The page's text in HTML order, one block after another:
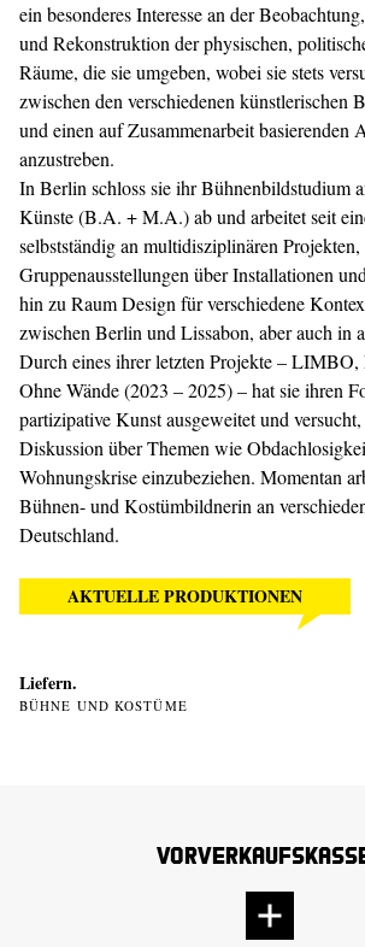
ein besonderes Interesse an der
und Rekonstruktion der physischen,
Räume, die sie umgeben, wobei sie stets
zwischen den verschiedenen künstlerischen
und einen auf Zusammenarbeit basierenden
anzustreben.
In Berlin schloss sie ihr Bühnenbildstudium
Künste (B.A. + M.A.) ab und arbeitet seit
selbstständig an multidisziplinären
Gruppenausstellungen über Installationen
hin zu Raum Design für verschiedene
zwischen Berlin und Lissabon, aber auch in
Durch eines ihrer letzten Projekte –
Ohne Wände (2023 – 2025) – hat sie ihren
partizipative Kunst ausgeweitet und
Diskussion über Themen wie
Wohnungskrise einzubeziehen. Momentan
Bühnen- und Kostümbildnerin an
Deutschland.
AKTUELLE PRODUKTIONEN
Liefern.
BÜHNE UND KOSTÜME